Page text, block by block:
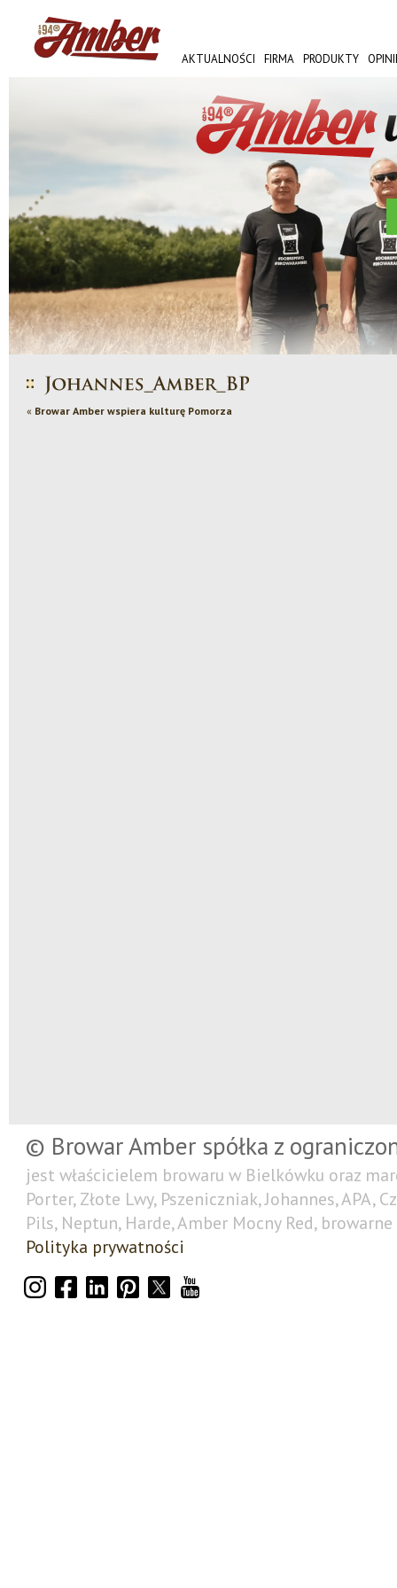
AKTUALNOŚCI FIRMA PRODUKTY
AMBER FEST
« Browar Amber wspiera kulturę Pomorza
© Browar Amber spółka z
jest właścicielem browaru w Bielkówku oraz
Porter, Złote Lwy, Pszeniczniak, Johannes, APA,
Pils, Neptun, Harde, Amber Mocny Red,
Polityka prywatności